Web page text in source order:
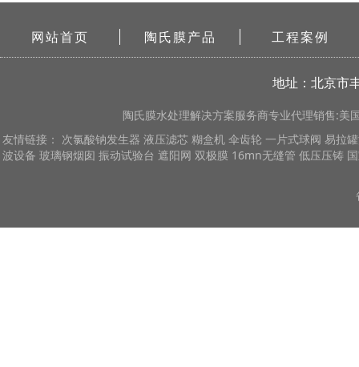
网站首页 陶氏膜产品 工程案例
地址：北京市
陶氏膜水处理解决方案服务商专业代理销售:美
友情链接： 次氯酸钠发生器 液压滤芯 糊盒机 伞齿轮 一片式球阀 易拉
波设备 玻璃钢烟囱 振动试验台 遮阳网 双极膜 16mn无缝管 低压压铸